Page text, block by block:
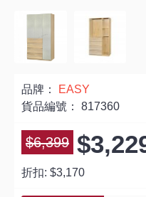
品牌：
EASY
貨品編號： 817360
$6,399
折扣: $3,170